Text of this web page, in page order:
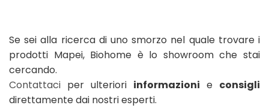
Se sei alla ricerca di uno smorzo nel quale trovare i
prodotti Mapei, Biohome è lo showroom che stai
cercando.
Contattaci per ulteriori informazioni e consigli
direttamente dai nostri esperti.